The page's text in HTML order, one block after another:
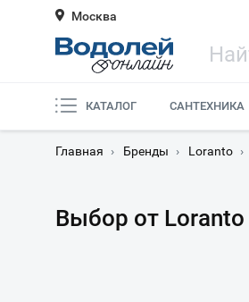
Москва
КАТАЛОГ САНТЕХНИКА
Главная › Бренды › Loranto ›
Выбор от Loranto